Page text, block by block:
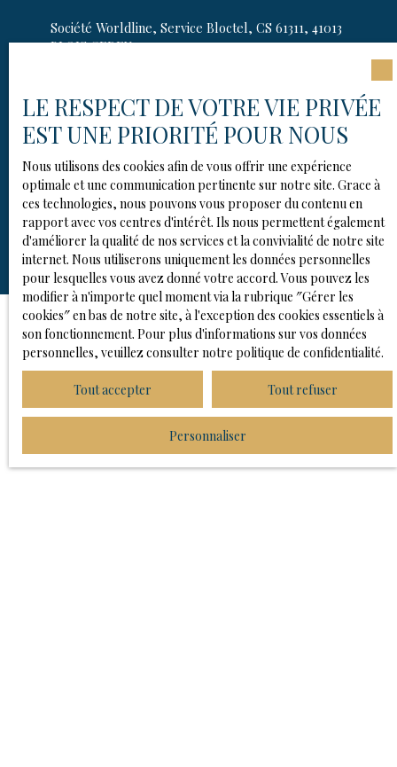
Société Worldline, Service Bloctel, CS 61311, 41013
BLOIS CEDEX.
personnelles, veuillez consulter notrepolitique de
confidentialité.
Recevoir des annonces
JE RECHERCHE UN BIEN
Location immobilier pro Lorient (56100)
Vente immobilier pro Lorient (56100)
Location immobilier pro Quimper (29000)
LE RESPECT DE VOTRE VIE PRIVÉE
EST UNE PRIORITÉ POUR NOUS
Nous utilisons des cookies afin de vous offrir une expérience
optimale et une communication pertinente sur notre site. Grace à
ces technologies, nous pouvons vous proposer du contenu en
rapport avec vos centres d'intérêt. Ils nous permettent également
d'améliorer la qualité de nos services et la convivialité de notre site
internet. Nous utiliserons uniquement les données personnelles
pour lesquelles vous avez donné votre accord. Vous pouvez les
modifier à n'importe quel moment via la rubrique ″Gérer les
cookies″ en bas de notre site, à l'exception des cookies essentiels à
son fonctionnement. Pour plus d'informations sur vos données
personnelles, veuillez consulter notre politique de confidentialité.
Tout accepter Tout refuser
Personnaliser